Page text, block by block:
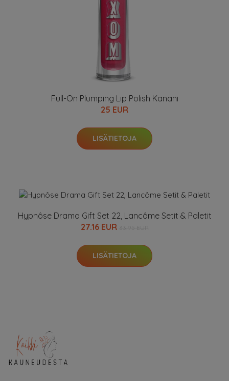
Full-On Plumping Lip Polish Kanani
25 EUR
LISÄTIETOJA
Hypnôse Drama Gift Set 22, Lancôme Setit & Paletit
27.16 EUR
LISÄTIETOJA